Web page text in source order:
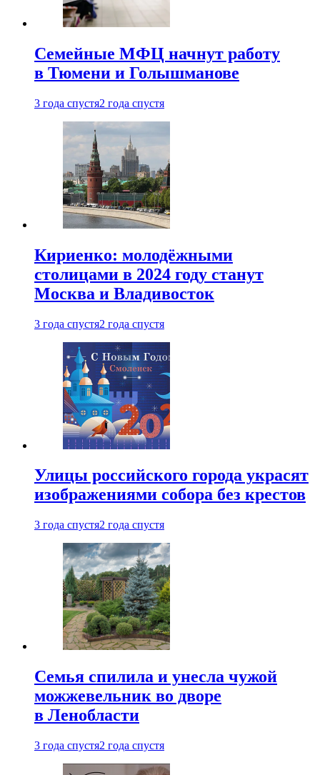
Семейные МФЦ начнут работу
в Тюмени и Голышманове
3 года спустя2 года спустя
Кириенко: молодёжными
столицами в 2024 году станут
Москва и Владивосток
3 года спустя2 года спустя
Улицы российского города украсят
изображениями собора без крестов
3 года спустя2 года спустя
Семья спилила и унесла чужой
можжевельник во дворе
в Ленобласти
3 года спустя2 года спустя